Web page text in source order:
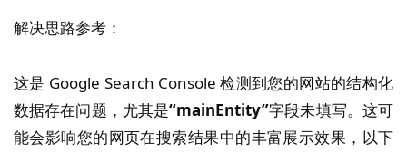
解决思路参考：
这是 Google Search Console 检测到您的网站的结构化
数据存在问题，尤其是“mainEntity”字段未填写。这可
能会影响您的网页在搜索结果中的丰富展示效果，以下